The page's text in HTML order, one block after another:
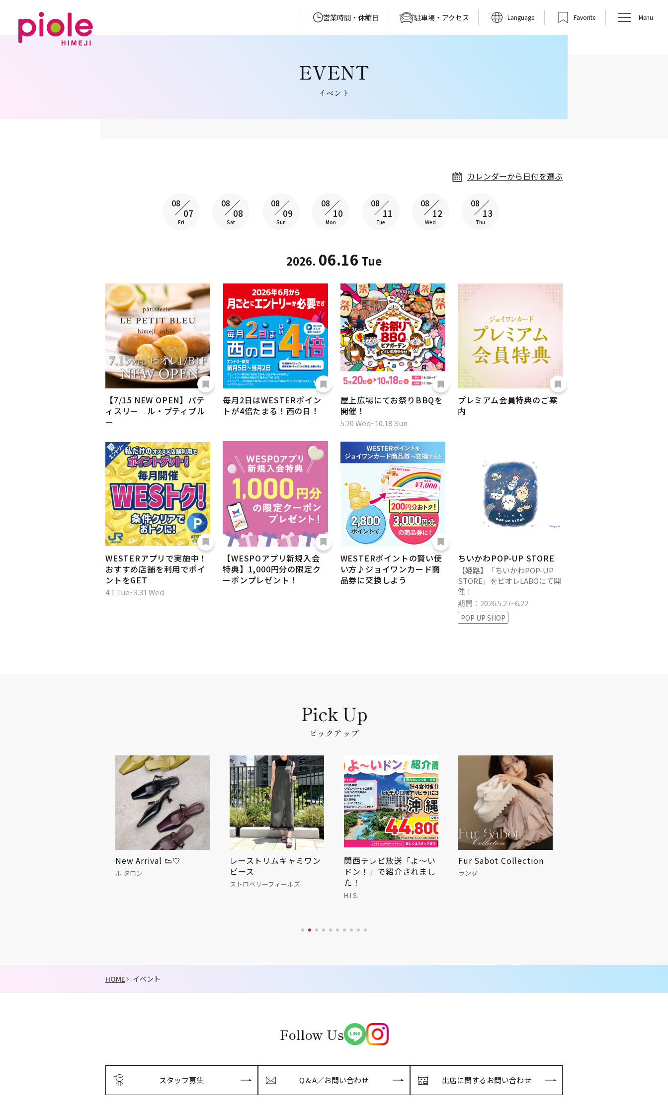
営業時間・休館日 駐車場・アクセス Favorite
Language Menu
イベント
カレンダーから日付を選ぶ
08
07
Fri
08
08
Sat
08
09
Sun
08
10
Mon
08
11
Tue
08
12
Wed
08
13
Thu
2026. 06.16 Tue
【7/15 NEW OPEN】パテ
ィスリー ル・プティブル
ー
毎月2日はWESTERポイン
トが4倍たまる！西の日！
屋上広場にてお祭りBBQを
開催！
5.20 Wed~10.18 Sun
プレミアム会員特典のご案
内
WESTERアプリで実施中！
おすすめ店舗を利用でポイ
ントをGET
4.1 Tue~3.31 Wed
【WESPOアプリ新規入会
特典】1,000円分の限定ク
ーポンプレゼント！
WESTERポイントの賢い使
い方♪ジョイワンカード商
品券に交換しよう
ちいかわPOP-UP STORE
【姫路】「ちいかわPOP-UP
STORE」をピオレLABOにて開
催！
期間：2026.5.27~6.22
POP UP SHOP
ピックアップ
New Arrival 👟🤍
ル タロン
レーストリムキャミワン
ピース
ストロベリーフィールズ
関西テレビ放送「よ～い
ドン！」で紹介されまし
た！
H.I.S.
Fur Sabot Collection
ランダ
HOME イベント
Follow Us
スタッフ募集 Q＆A／お問い合わせ 出店に関するお問い合わせ